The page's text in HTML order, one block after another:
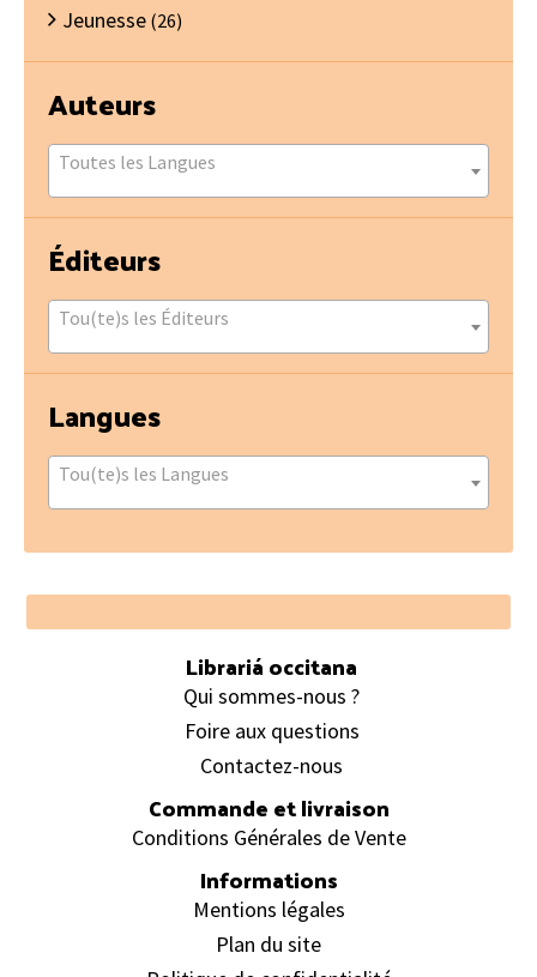
Jeunesse (26)
Auteurs
Toutes les Langues
Éditeurs
Tou(te)s les Éditeurs
Langues
Tou(te)s les Langues
Footer
Librariá occitana
Qui sommes-nous ?
Foire aux questions
Contactez-nous
Commande et livraison
Conditions Générales de Vente
Informations
Mentions légales
Plan du site